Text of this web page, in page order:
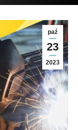
paź
23
2023